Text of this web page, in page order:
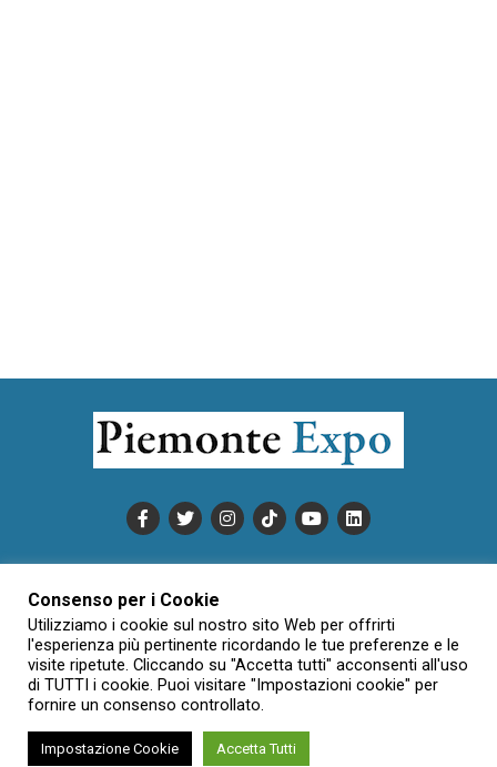
INFORMATIVA SULLA PRIVACY
CONDIZIONI DI UTILIZZO
DATI SOCIETARI
NOVAJO
CREDITS
CONTATTTI
Creative Commons Attribuzione - Non commerciale - Non opere
Consenso per i Cookie
Utilizziamo i cookie sul nostro sito Web per offrirti
l'esperienza più pertinente ricordando le tue preferenze e le
visite ripetute. Cliccando su "Accetta tutti" acconsenti all'uso
di TUTTI i cookie. Puoi visitare "Impostazioni cookie" per
fornire un consenso controllato.
Impostazione Cookie Accetta Tutti